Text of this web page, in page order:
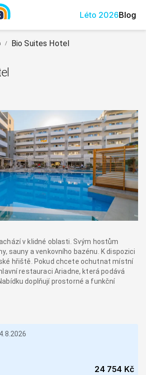
Léto 2026Blog
/ Bio Suites Hotel
v klidné oblasti. Svým hostům
sauny a venkovního bazénu. K dispozici
hřiště. Pokud chcete ochutnat místní
restauraci Ariadne, která podává
doplňují prostorné a funkční
24 754 Kč